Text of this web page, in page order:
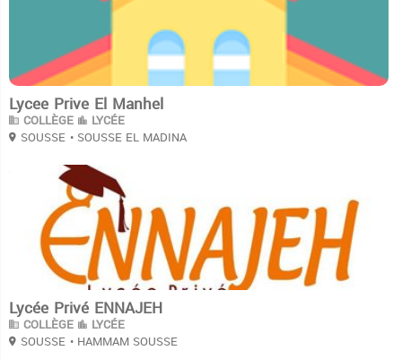
Lycee Prive El Manhel
COLLÈGE LYCÉE
SOUSSE • SOUSSE EL MADINA
Lycée Privé ENNAJEH
COLLÈGE LYCÉE
SOUSSE • HAMMAM SOUSSE